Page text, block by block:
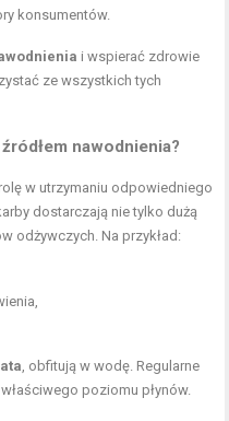
konsumentów.
i wspierać zdrowie
ze wszystkich tych
nawodnienia?
w utrzymaniu odpowiedniego
dostarczają nie tylko dużą
odżywczych. Na przykład:
, obfitują w wodę. Regularne
poziomu płynów.